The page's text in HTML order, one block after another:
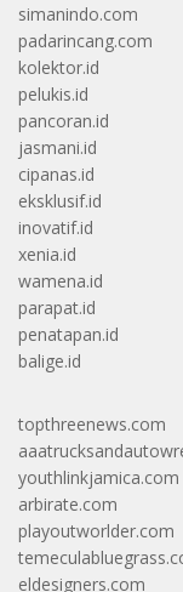
simanindo.com
padarincang.com
kolektor.id
pelukis.id
pancoran.id
jasmani.id
cipanas.id
eksklusif.id
inovatif.id
xenia.id
wamena.id
parapat.id
penatapan.id
balige.id
topthreenews.com
youthlinkjamica.com
arbirate.com
playoutworlder.com
eldesigners.com